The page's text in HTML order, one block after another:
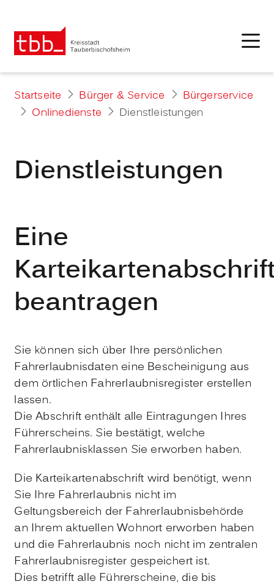
Startseite Bürger & Service
Bürgerservice
Onlinedienste
Dienstleistungen
Dienstleistungen
Eine
beantragen
Sie können sich über Ihre persönlichen
Fahrerlaubnisdaten eine Bescheinigung aus
dem örtlichen Fahrerlaubnisregister erstellen
lassen.
Die Abschrift enthält alle Eintragungen Ihres
Führerscheins. Sie bestätigt, welche
Fahrerlaubnisklassen Sie erworben haben.
Die Karteikartenabschrift wird benötigt, wenn
Sie Ihre Fahrerlaubnis nicht im
Geltungsbereich der Fahrerlaubnisbehörde
an Ihrem aktuellen Wohnort erworben haben
und die Fahrerlaubnis noch nicht im zentralen
Fahrerlaubnisregister gespeichert ist.
Dies betrifft alle Führerscheine, die bis